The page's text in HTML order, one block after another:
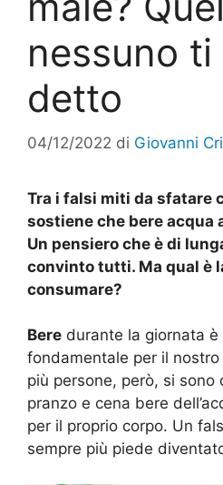
nessuno ti
detto
04/12/2022 di Giovanni
Tra i falsi miti da sfatare
sostiene che bere acqua
Un pensiero che è di
convinto tutti. Ma qual è
consumare?
Bere durante la giornata è
fondamentale per il
più persone, però, si sono
pranzo e cena bere
per il proprio corpo. Un
sempre più piede